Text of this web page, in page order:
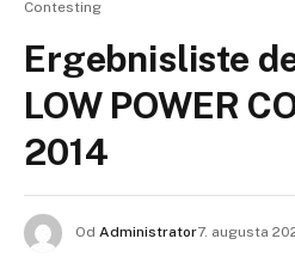
Contesting
Ergebnisliste
LOW POWER
2014
Od Administrator7. augusta